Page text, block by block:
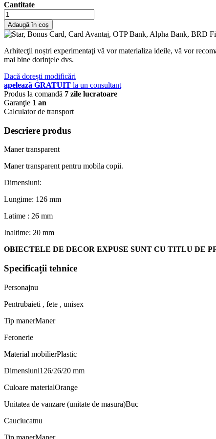
Cantitate
Adaugă în coș
Arhitecţii noștri experimentaţi vă vor materializa ideile, vă vor
mai bine dorinţele dvs.
Dacă dorești modificări
apelează GRATUIT la un consultant
Produs la comandă 7 zile lucratoare
Garanţie 1 an
Calculator de transport
Descriere produs
Maner transparent
Maner transparent pentru mobila copii.
Dimensiuni:
Lungime: 126 mm
Latime : 26 mm
Inaltime: 20 mm
OBIECTELE DE DECOR EXPUSE SUNT CU TITLU DE
Specificații tehnice
Personajnu
Pentrubaieti , fete , unisex
Tip manerManer
Feronerie
Material mobilierPlastic
Dimensiuni126/26/20 mm
Culoare materialOrange
Unitatea de vanzare (unitate de masura)Buc
Cauciucatnu
Tip manerManer